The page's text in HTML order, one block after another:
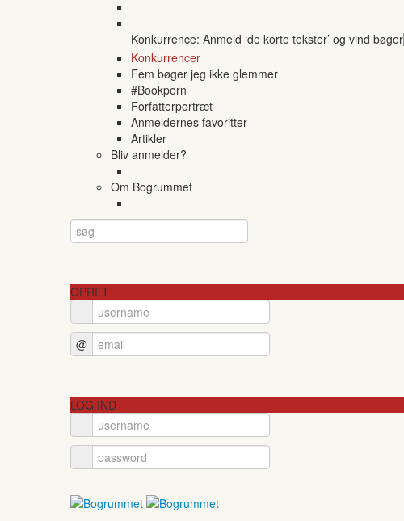
Konkurrence: Anmeld ‘de korte tekster’ og vind bøger
Konkurrencer
Fem bøger jeg ikke glemmer
#Bookporn
Forfatterportræt
Anmeldernes favoritter
Artikler
Bliv anmelder?
Om Bogrummet
OPRET
@
LOG IND